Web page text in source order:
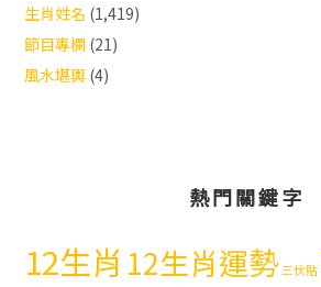
生肖姓名 (1,419)
節目專欄 (21)
風水堪輿 (4)
熱門關鍵字
12生肖 12生肖運勢 三伏貼